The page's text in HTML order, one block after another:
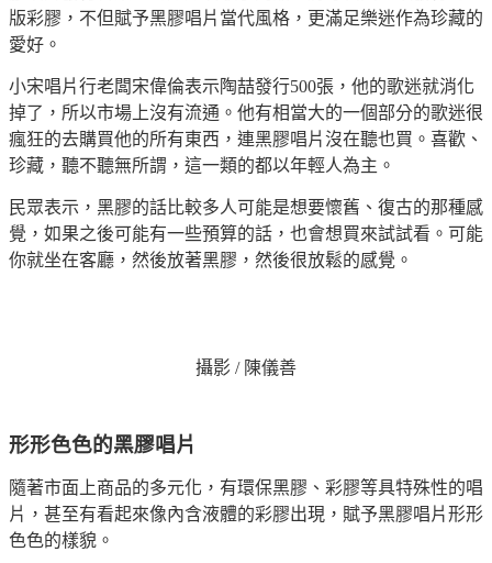
版彩膠，不但賦予黑膠唱片當代風格，更滿足樂迷作為珍藏的
愛好。
小宋唱片行老闆宋偉倫表示陶喆發行500張，他的歌迷就消化
掉了，所以市場上沒有流通。他有相當大的一個部分的歌迷很
瘋狂的去購買他的所有東西，連黑膠唱片沒在聽也買。喜歡、
珍藏，聽不聽無所謂，這一類的都以年輕人為主。
民眾表示，黑膠的話比較多人可能是想要懷舊、復古的那種感
覺，如果之後可能有一些預算的話，也會想買來試試看。可能
你就坐在客廳，然後放著黑膠，然後很放鬆的感覺。
攝影 / 陳儀善
形形色色的黑膠唱片
隨著市面上商品的多元化，有環保黑膠、彩膠等具特殊性的唱
片，甚至有看起來像內含液體的彩膠出現，賦予黑膠唱片形形
色色的樣貌。